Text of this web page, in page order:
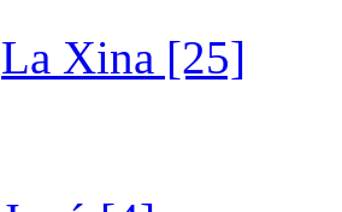
La Xina [25]